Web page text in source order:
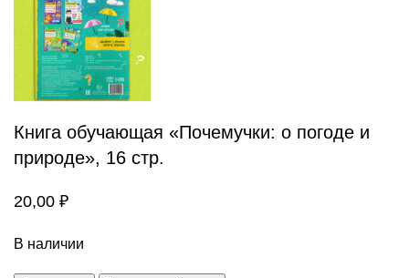
Книга обучающая «Почемучки: о погоде и
природе», 16 стр.
20,00 ₽
В наличии